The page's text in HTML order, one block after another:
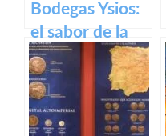
Bodegas Ysios:
el sabor de la
excelencia en
vinos